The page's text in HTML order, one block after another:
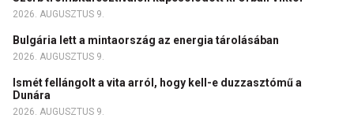
2026. AUGUSZTUS 9.
Bulgária lett a mintaország az energia tárolásában
2026. AUGUSZTUS 9.
Ismét fellángolt a vita arról, hogy kell-e duzzasztómű a
Dunára
2026. AUGUSZTUS 9.